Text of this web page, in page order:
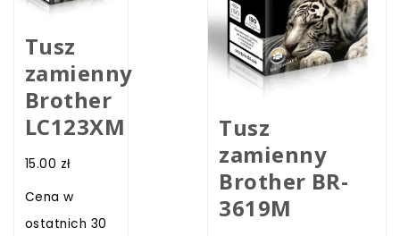
Tusz
zamienny
Brother
LC123XM
15.00 zł
Cena w
ostatnich 30
Tusz
zamienny
Brother BR-
3619M